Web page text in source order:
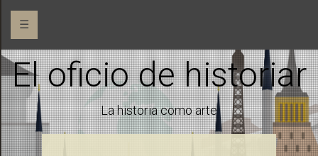
☰
El oficio de historiar
La historia como arte